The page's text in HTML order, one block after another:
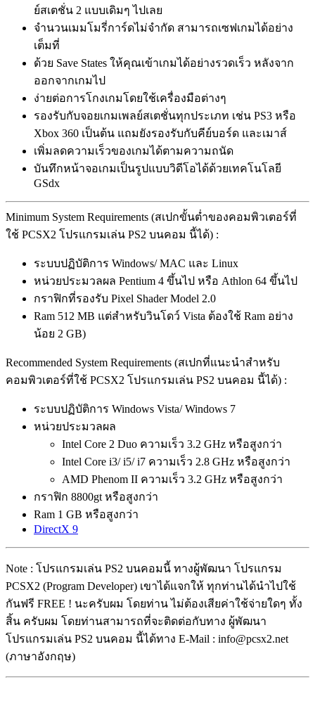
ย์สเตชั่น 2 แบบเดิมๆ ไปเลย
จำนวนเมมโมรี่การ์ดไม่จำกัด สามารถเซฟเกมได้อย่าง
เต็มที่
ด้วย Save States ให้คุณเข้าเกมได้อย่างรวดเร็ว หลังจาก
ออกจากเกมไป
ง่ายต่อการโกงเกมโดยใช้เครื่องมือต่างๆ
รองรับกับจอยเกมเพลย์สเตชั่นทุกประเภท เช่น PS3 หรือ
Xbox 360 เป็นต้น แถมยังรองรับกับคีย์บอร์ด และเมาส์
เพิ่มลดความเร็วของเกมได้ตามความถนัด
บันทึกหน้าจอเกมเป็นรูปแบบวิดีโอได้ด้วยเทคโนโลยี
GSdx
Minimum System Requirements (สเปกขั้นต่ำของคอมพิวเตอร์ที่
ใช้ PCSX2 โปรแกรมเล่น PS2 บนคอม นี้ได้) :
ระบบปฏิบัติการ Windows/ MAC และ Linux
หน่วยประมวลผล Pentium 4 ขึ้นไป หรือ Athlon 64 ขึ้นไป
กราฟิกที่รองรับ Pixel Shader Model 2.0
Ram 512 MB แต่สำหรับวินโดว์ Vista ต้องใช้ Ram อย่าง
น้อย 2 GB)
Recommended System Requirements (สเปกที่แนะนำสำหรับ
คอมพิวเตอร์ที่ใช้ PCSX2 โปรแกรมเล่น PS2 บนคอม นี้ได้) :
ระบบปฏิบัติการ Windows Vista/ Windows 7
หน่วยประมวลผล
Intel Core 2 Duo ความเร็ว 3.2 GHz หรือสูงกว่า
Intel Core i3/ i5/ i7 ความเร็ว 2.8 GHz หรือสูงกว่า
AMD Phenom II ความเร็ว 3.2 GHz หรือสูงกว่า
กราฟิก 8800gt หรือสูงกว่า
Ram 1 GB หรือสูงกว่า
DirectX 9
Note : โปรแกรมเล่น PS2 บนคอมนี้ ทางผู้พัฒนา โปรแกรม
PCSX2 (Program Developer) เขาได้แจกให้ ทุกท่านได้นำไปใช้
กันฟรี FREE ! นะครับผม โดยท่าน ไม่ต้องเสียค่าใช้จ่ายใดๆ ทั้ง
สิ้น ครับผม โดยท่านสามารถที่จะติดต่อกับทาง ผู้พัฒนา
โปรแกรมเล่น PS2 บนคอม นี้ได้ทาง E-Mail : info@pcsx2.net
(ภาษาอังกฤษ)